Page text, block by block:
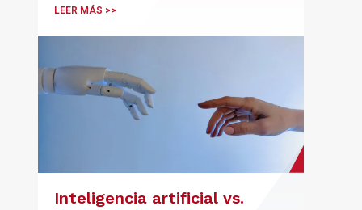
LEER MÁS >>
Inteligencia artificial vs.